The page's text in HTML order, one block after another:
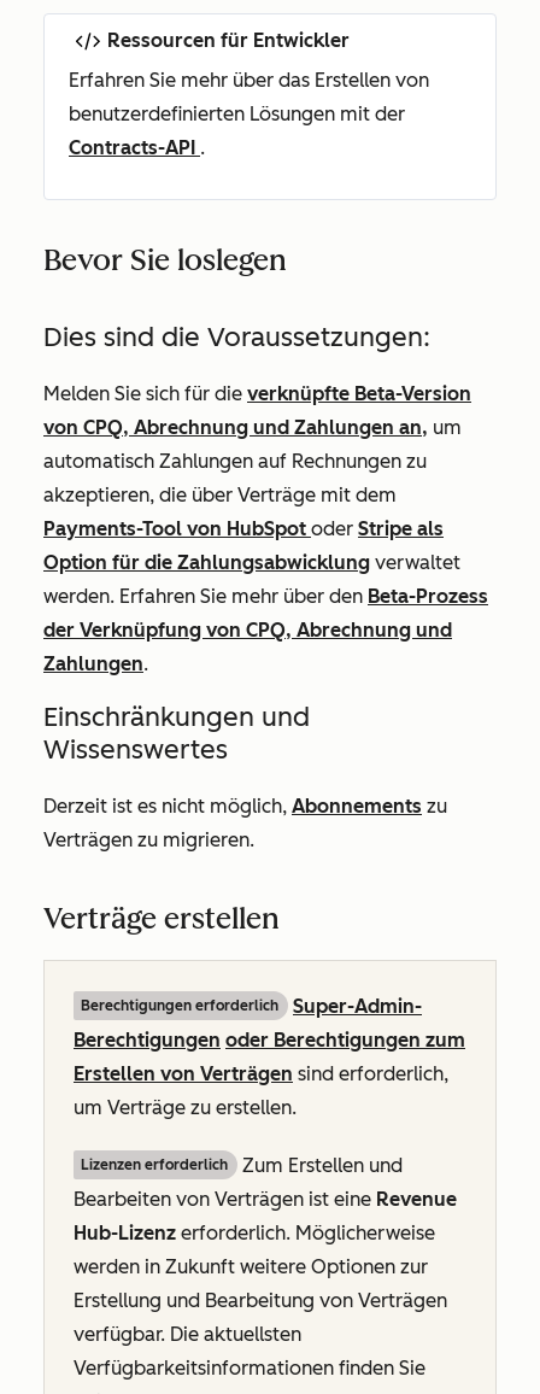
Ressourcen für Entwickler
Erfahren Sie mehr über das Erstellen von
benutzerdefinierten Lösungen mit der
Contracts-API .
Bevor Sie loslegen
Dies sind die Voraussetzungen:
Melden Sie sich für die verknüpfte Beta-Version
von CPQ, Abrechnung und Zahlungen an, um
automatisch Zahlungen auf Rechnungen zu
akzeptieren, die über Verträge mit dem
Payments-Tool von HubSpot oder Stripe als
Option für die Zahlungsabwicklung verwaltet
werden. Erfahren Sie mehr über den Beta-Prozess
der Verknüpfung von CPQ, Abrechnung und
Zahlungen.
Einschränkungen und
Wissenswertes
Derzeit ist es nicht möglich, Abonnements zu
Verträgen zu migrieren.
Verträge erstellen
Berechtigungen erforderlich
Super-Admin-
Berechtigungen oder Berechtigungen zum
Erstellen von Verträgen sind erforderlich,
um Verträge zu erstellen.
Lizenzen erforderlich
Zum Erstellen und
Bearbeiten von Verträgen ist eine Revenue
Hub-Lizenz erforderlich. Möglicherweise
werden in Zukunft weitere Optionen zur
Erstellung und Bearbeitung von Verträgen
verfügbar. Die aktuellsten
Verfügbarkeitsinformationen finden Sie